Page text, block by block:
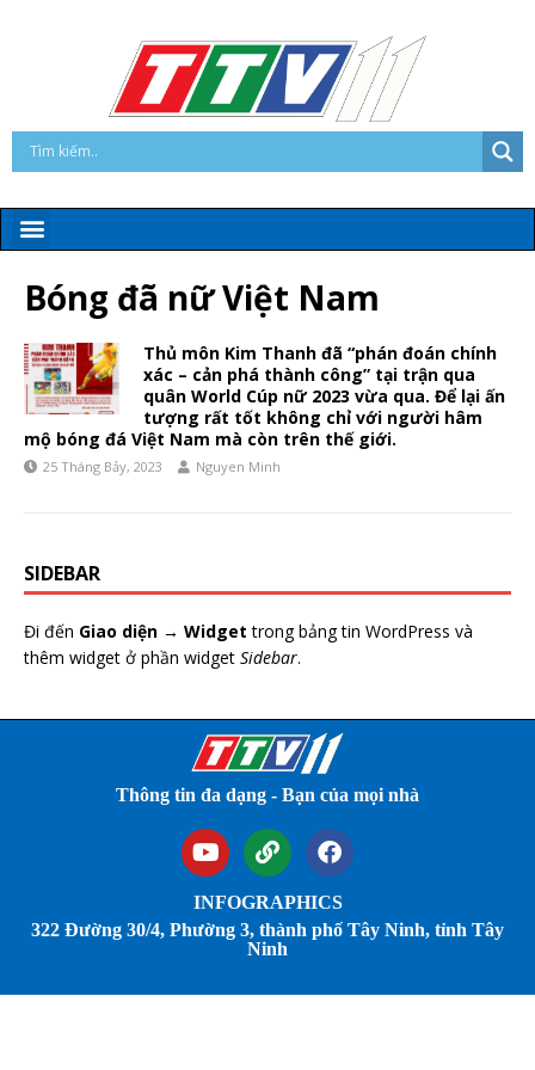
Bóng đã nữ Việt Nam
Thủ môn Kim Thanh đã “phán đoán chính
xác – cản phá thành công” tại trận qua
quân World Cúp nữ 2023 vừa qua. Để lại ấn
tượng rất tốt không chỉ với người hâm
mộ bóng đá Việt Nam mà còn trên thế giới.
25 Tháng Bảy, 2023 Nguyen Minh
SIDEBAR
Đi đến Giao diện → Widget trong bảng tin WordPress và
thêm widget ở phần widget Sidebar.
Thông tin đa dạng - Bạn của mọi nhà
INFOGRAPHICS
322 Đường 30/4, Phường 3, thành phố Tây Ninh, tỉnh Tây
Ninh